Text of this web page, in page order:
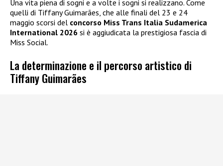
Una vita piena di sogni e a volte i sogni si realizzano. Come
quelli di Tiffany Guimarães, che alle finali del 23 e 24
maggio scorsi del concorso Miss Trans Italia Sudamerica
International 2026 si è aggiudicata la prestigiosa fascia di
Miss Social.
La determinazione e il percorso artistico di
Tiffany Guimarães